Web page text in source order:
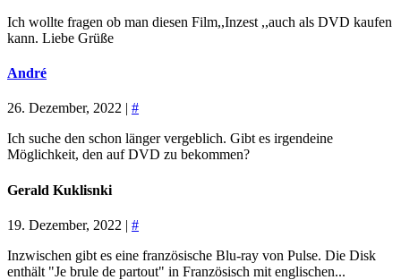
Ich wollte fragen ob man diesen Film,,Inzest ,,auch als DVD kaufen
kann. Liebe Grüße
André
26. Dezember, 2022 | #
Ich suche den schon länger vergeblich. Gibt es irgendeine
Möglichkeit, den auf DVD zu bekommen?
Gerald Kuklisnki
19. Dezember, 2022 | #
Inzwischen gibt es eine französische Blu-ray von Pulse. Die Disk
enthält "Je brule de partout" in Französisch mit englischen...